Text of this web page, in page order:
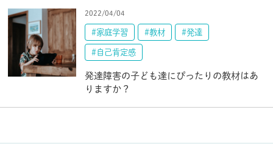
2022/04/04
#家庭学習 #教材 #発達
#自己肯定感
発達障害の子ども達にぴったりの教材はあ
りますか？